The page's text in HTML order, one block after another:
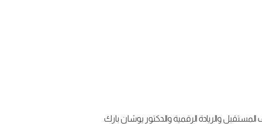
والريادة الرقمية والدكتور يوشان بارك